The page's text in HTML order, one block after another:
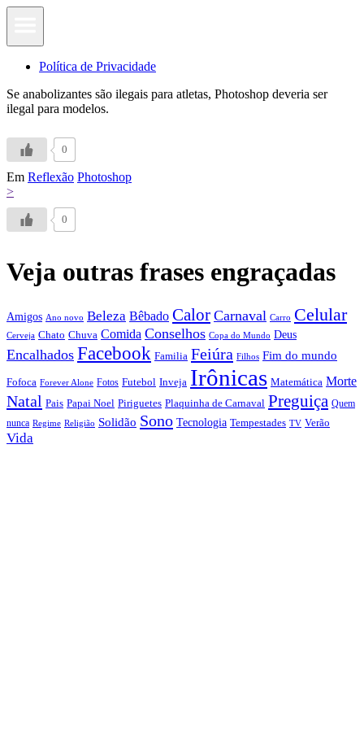
Política de Privacidade
Se anabolizantes são ilegais para atletas, Photoshop deveria ser
ilegal para modelos.
0
Em Reflexão Photoshop
>
0
Veja outras frases engraçadas
Amigos Ano novo Beleza Bêbado Calor Carnaval Carro Celular
Cerveja Chato Chuva Comida Conselhos Copa do Mundo Deus
Encalhados Facebook Familia Feiúra Filhos Fim do mundo
Fofoca Forever Alone Fotos Futebol Inveja Irônicas Matemática Morte
Natal Pais Papai Noel Piriguetes Plaquinha de Carnaval Preguiça Quem
nunca Regime Religião Solidão Sono Tecnologia Tempestades TV Verão
Vida